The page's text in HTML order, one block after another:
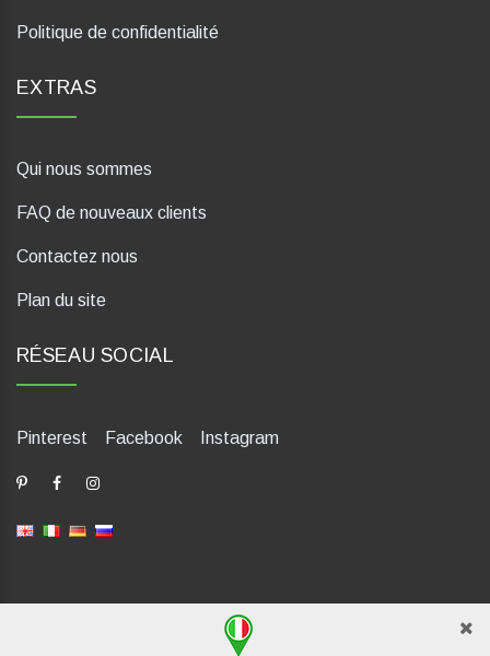
Politique de confidentialité
EXTRAS
Qui nous sommes
FAQ de nouveaux clients
Contactez nous
Plan du site
RÉSEAU SOCIAL
Pinterest Facebook Instagram
dP Motion Media. Via La Piana 430, 47835 Saludecio (RN), Italia.